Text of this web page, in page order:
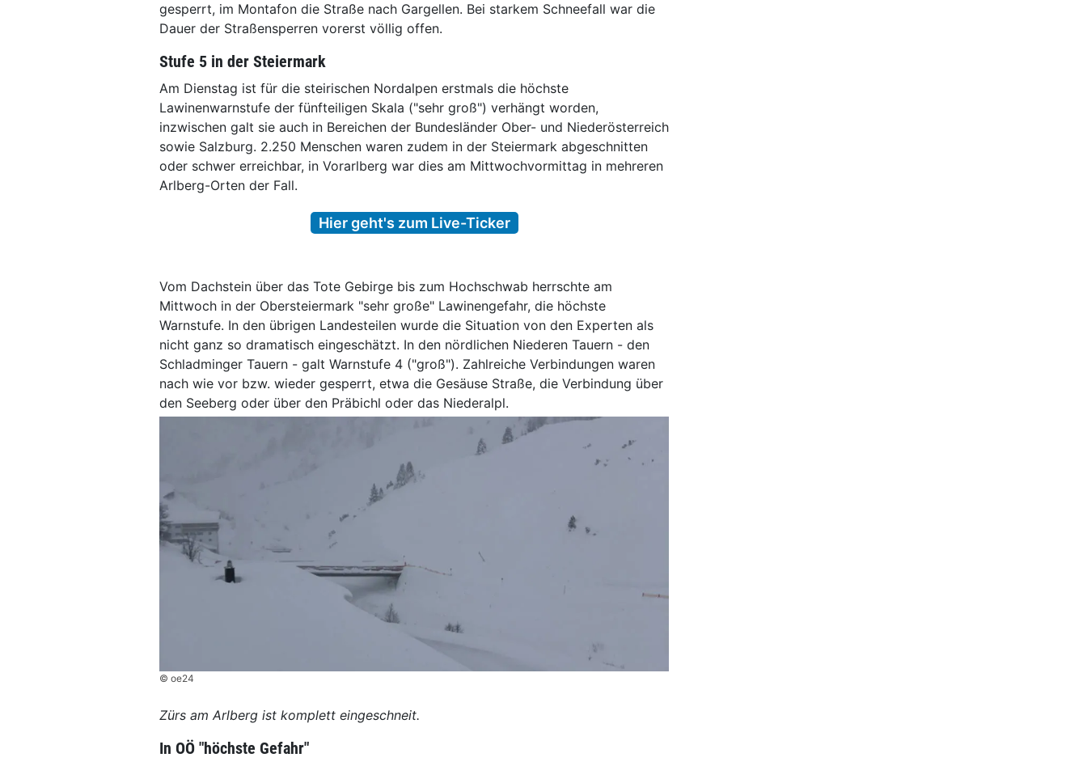
gesperrt, im Montafon die Straße nach Gargellen. Bei starkem Schneefall war die
Dauer der Straßensperren vorerst völlig offen.
Stufe 5 in der Steiermark
Am Dienstag ist für die steirischen Nordalpen erstmals die höchste
Lawinenwarnstufe der fünfteiligen Skala ("sehr groß") verhängt worden,
inzwischen galt sie auch in Bereichen der Bundesländer Ober- und Niederösterreich
sowie Salzburg. 2.250 Menschen waren zudem in der Steiermark abgeschnitten
oder schwer erreichbar, in Vorarlberg war dies am Mittwochvormittag in mehreren
Arlberg-Orten der Fall.
Hier geht's zum Live-Ticker
Vom Dachstein über das Tote Gebirge bis zum Hochschwab herrschte am
Mittwoch in der Obersteiermark "sehr große" Lawinengefahr, die höchste
Warnstufe. In den übrigen Landesteilen wurde die Situation von den Experten als
nicht ganz so dramatisch eingeschätzt. In den nördlichen Niederen Tauern - den
Schladminger Tauern - galt Warnstufe 4 ("groß"). Zahlreiche Verbindungen waren
nach wie vor bzw. wieder gesperrt, etwa die Gesäuse Straße, die Verbindung über
den Seeberg oder über den Präbichl oder das Niederalpl.
© oe24
Zürs am Arlberg ist komplett eingeschneit.
In OÖ "höchste Gefahr"